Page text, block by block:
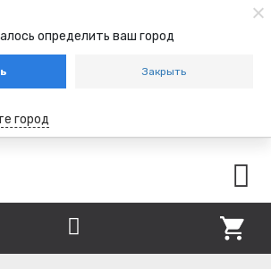
определить ваш город
Закрыть
город